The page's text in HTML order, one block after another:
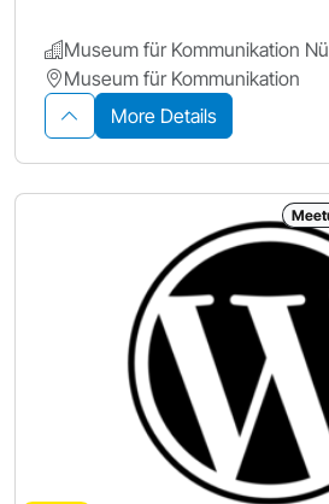
Museum für Kommunikation
Museum für Kommunikation
More Details